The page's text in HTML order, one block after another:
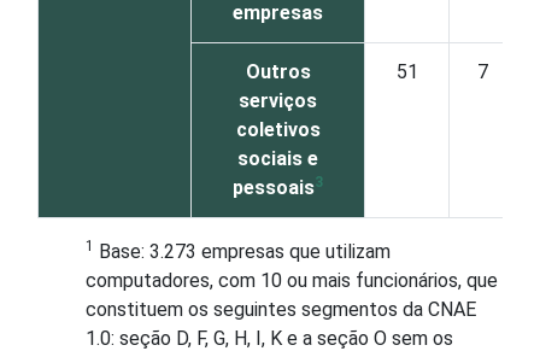
empresas
Outros
serviços
coletivos
sociais e
pessoais3
51 7
1 Base: 3.273 empresas que utilizam
computadores, com 10 ou mais funcionários, que
constituem os seguintes segmentos da CNAE
1.0: seção D, F, G, H, I, K e a seção O sem os